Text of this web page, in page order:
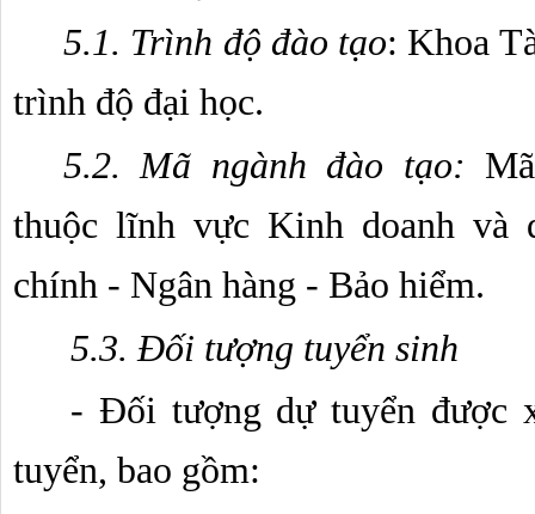
5.1. Trình độ đào tạo: Khoa
trình độ đại học.
5.2. Mã ngành đào tạo:
thuộc lĩnh vực Kinh doanh và
chính - Ngân hàng - Bảo hiểm.
5.3. Đối tượng tuyển sinh
- Đối tượng dự tuyển được
tuyển, bao gồm: